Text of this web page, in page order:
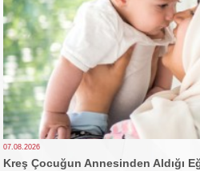
07.08.2026
Kreş Çocuğun Annesinden Aldığı